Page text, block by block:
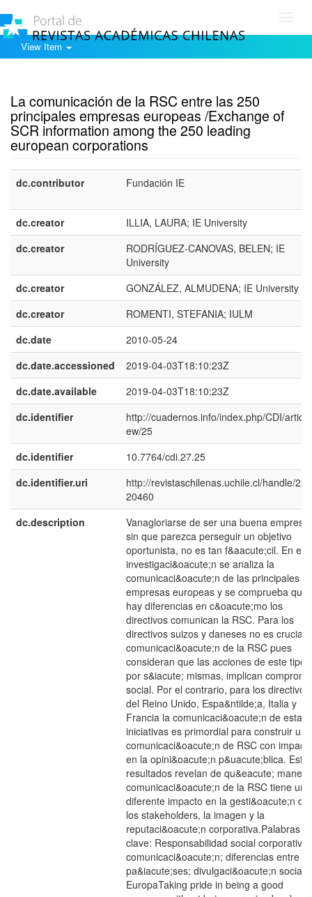
View Item
La comunicación de la RSC entre las 250
principales empresas europeas /Exchange of
SCR information among the 250 leading
european corporations
dc.contributor Fundación IE
dc.creator
ILLIA, LAURA; IE University
dc.creator
RODRÍGUEZ-CANOVAS, BELEN; IE
University
dc.creator
GONZÁLEZ, ALMUDENA; IE University
dc.creator
ROMENTI, STEFANIA; IULM
dc.date
2010-05-24
dc.date.accessioned
2019-04-03T18:10:23Z
dc.date.available
2019-04-03T18:10:23Z
dc.identifier
http://cuadernos.info/index.php/CDI/
ew/25
dc.identifier
10.7764/cdi.27.25
dc.identifier.uri
http://revistaschilenas.uchile.cl/handle/
20460
dc.description
Vanagloriarse de ser una buena empresa
sin que parezca perseguir un objetivo
oportunista, no es tan f&aacute;cil. En
investigaci&oacute;n se analiza la
comunicaci&oacute;n de las principales
empresas europeas y se comprueba que
hay diferencias en c&oacute;mo los
directivos comunican la RSC. Para los
directivos suizos y daneses no es crucial
comunicaci&oacute;n de la RSC pues
consideran que las acciones de este tipo,
por s&iacute; mismas, implican
social. Por el contrario, para los directivos
del Reino Unido, Espa&ntilde;a, Italia y
Francia la comunicaci&oacute;n de estas
iniciativas es primordial para construir una
comunicaci&oacute;n de RSC con
en la opini&oacute;n p&uacute;blica.
resultados revelan de qu&eacute;
comunicaci&oacute;n de la RSC tiene un
diferente impacto en la gesti&oacute;n de
los stakeholders, la imagen y la
reputaci&oacute;n corporativa.Palabras
clave: Responsabilidad social corporativa;
comunicaci&oacute;n; diferencias entre
pa&iacute;ses; divulgaci&oacute;n social;
EuropaTaking pride in being a good